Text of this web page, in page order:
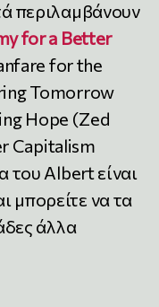
περιλαμβάνουν
for a Better
for the
Tomorrow
Hope (Zed
Capitalism
Albert είναι
μπορείτε να τα
άλλα